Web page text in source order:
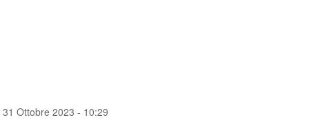
31 Ottobre 2023 - 10:29